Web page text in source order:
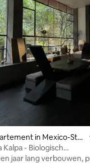
van 4,88 op 5, 102
in Mexico-Sta
Kalpa - Biologisch
in
jaar lang verbouwen,